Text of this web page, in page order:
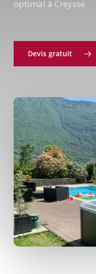
optimal à Creysse.
Devis gratuit